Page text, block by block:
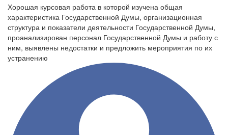
Хорошая курсовая работа в которой изучена общая
характеристика Государственной Думы, организационная
структура и показатели деятельности Государственной Думы,
проанализирован персонал Государственной Думы и работу с
ним, выявлены недостатки и предложить мероприятия по их
устранению